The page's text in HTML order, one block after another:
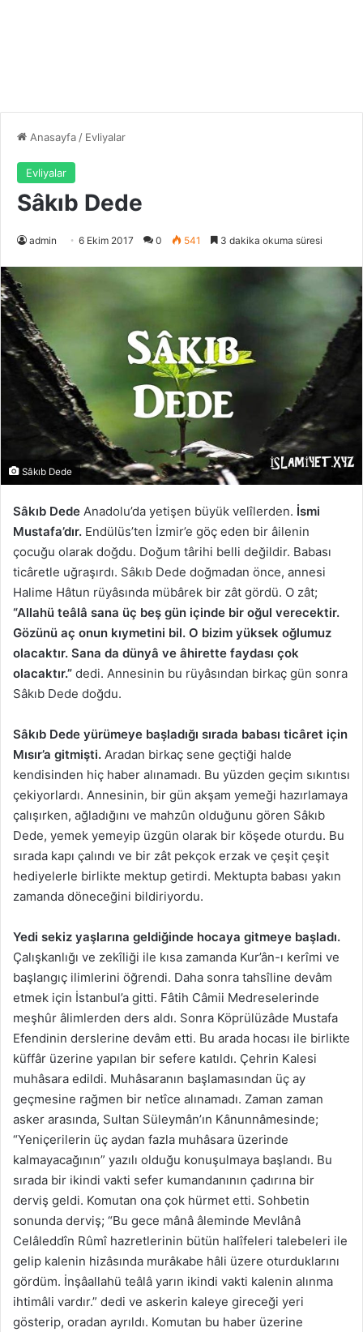
Anasayfa/ Evliyalar
Evliyalar
Sâkıb Dede
admin 6 Ekim 2017 0 541 3 dakika okuma süresi
Sâkıb Dede
Sâkıb Dede Anadolu’da yetişen büyük velîlerden. İsmi
Mustafa’dır. Endülüs’ten İzmir’e göç eden bir âilenin
çocuğu olarak doğdu. Doğum târihi belli değildir. Babası
ticâretle uğraşırdı. Sâkıb Dede doğmadan önce, annesi
Halime Hâtun rüyâsında mübârek bir zât gördü. O zât;
“Allahü teâlâ sana üç beş gün içinde bir oğul verecektir.
Gözünü aç onun kıymetini bil. O bizim yüksek oğlumuz
olacaktır. Sana da dünyâ ve âhirette faydası çok
olacaktır.” dedi. Annesinin bu rüyâsından birkaç gün sonra
Sâkıb Dede doğdu.
Sâkıb Dede yürümeye başladığı sırada babası ticâret için
Mısır’a gitmişti. Aradan birkaç sene geçtiği halde
kendisinden hiç haber alınamadı. Bu yüzden geçim sıkıntısı
çekiyorlardı. Annesinin, bir gün akşam yemeği hazırlamaya
çalışırken, ağladığını ve mahzûn olduğunu gören Sâkıb
Dede, yemek yemeyip üzgün olarak bir köşede oturdu. Bu
sırada kapı çalındı ve bir zât pekçok erzak ve çeşit çeşit
hediyelerle birlikte mektup getirdi. Mektupta babası yakın
zamanda döneceğini bildiriyordu.
Yedi sekiz yaşlarına geldiğinde hocaya gitmeye başladı.
Çalışkanlığı ve zekîliği ile kısa zamanda Kur’ân-ı kerîmi ve
başlangıç ilimlerini öğrendi. Daha sonra tahsîline devâm
etmek için İstanbul’a gitti. Fâtih Câmii Medreselerinde
meşhûr âlimlerden ders aldı. Sonra Köprülüzâde Mustafa
Efendinin derslerine devâm etti. Bu arada hocası ile birlikte
küffâr üzerine yapılan bir sefere katıldı. Çehrin Kalesi
muhâsara edildi. Muhâsaranın başlamasından üç ay
geçmesine rağmen bir netîce alınamadı. Zaman zaman
asker arasında, Sultan Süleymân’ın Kânunnâmesinde;
“Yeniçerilerin üç aydan fazla muhâsara üzerinde
kalmayacağının” yazılı olduğu konuşulmaya başlandı. Bu
sırada bir ikindi vakti sefer kumandanının çadırına bir
derviş geldi. Komutan ona çok hürmet etti. Sohbetin
sonunda derviş; “Bu gece mânâ âleminde Mevlânâ
Celâleddîn Rûmî hazretlerinin bütün halîfeleri talebeleri ile
gelip kalenin hizâsında murâkabe hâli üzere oturduklarını
gördüm. İnşâallahü teâlâ yarın ikindi vakti kalenin alınma
ihtimâli vardır.” dedi ve askerin kaleye gireceği yeri
gösterip, oradan ayrıldı. Komutan bu haber üzerine